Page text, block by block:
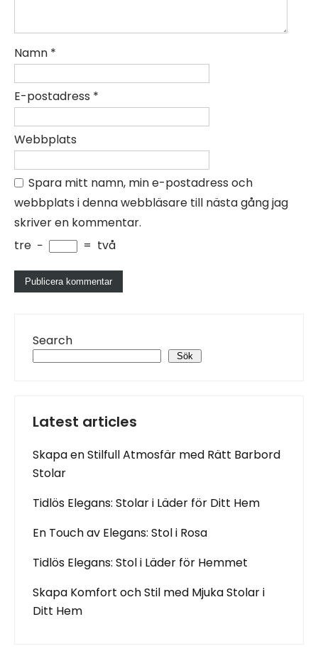
Namn *
E-postadress *
Webbplats
Spara mitt namn, min e-postadress och
webbplats i denna webbläsare till nästa gång jag
skriver en kommentar.
tre − = två
Search
Sök
Latest articles
Skapa en Stilfull Atmosfär med Rätt Barbord
Stolar
Tidlös Elegans: Stolar i Läder för Ditt Hem
En Touch av Elegans: Stol i Rosa
Tidlös Elegans: Stol i Läder för Hemmet
Skapa Komfort och Stil med Mjuka Stolar i
Ditt Hem